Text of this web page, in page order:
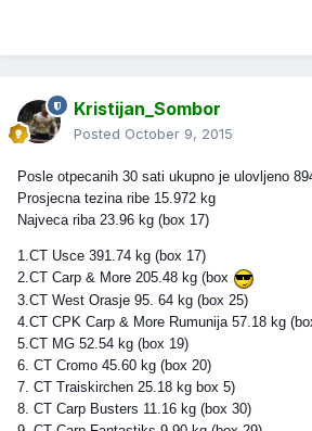
Kristijan_Sombor
Posted October 9, 2015
Posle otpecanih 30 sati ukupno je ulovljeno
Prosjecna tezina ribe 15.972 kg
Najveca riba 23.96 kg (box 17)
1.CT Usce 391.74 kg (box 17)
2.CT Carp & More 205.48 kg (box
3.CT West Orasje 95. 64 kg (box 25)
4.CT CPK Carp & More Rumunija 57.18 kg
5.CT MG 52.54 kg (box 19)
6. CT Cromo 45.60 kg (box 20)
7. CT Traiskirchen 25.18 kg box 5)
8. CT Carp Busters 11.16 kg (box 30)